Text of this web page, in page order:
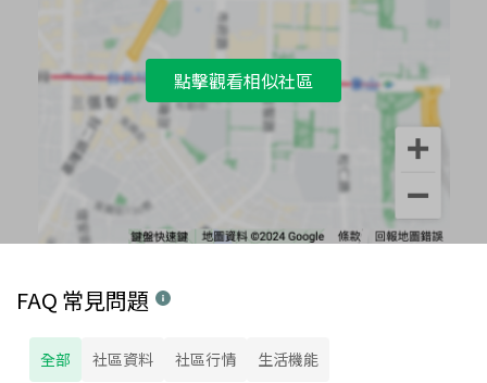
點擊觀看相似社區
FAQ 常見問題
全部 社區資料 社區行情 生活機能